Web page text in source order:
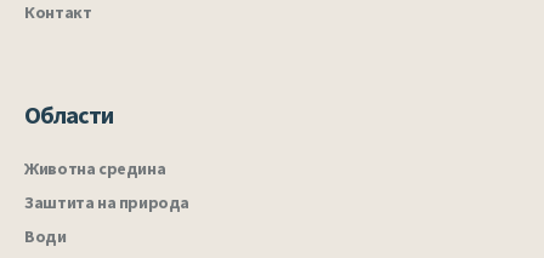
Контакт
Области
Животна средина
Заштита на природа
Води